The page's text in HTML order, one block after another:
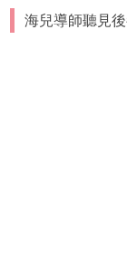
海兒導師聽見